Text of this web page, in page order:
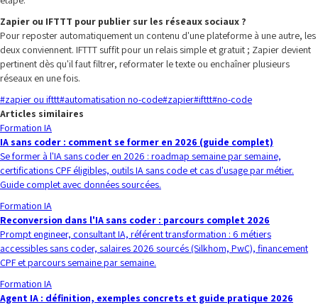
Zapier ou IFTTT pour publier sur les réseaux sociaux ?
Pour reposter automatiquement un contenu d'une plateforme à une autre, les
deux conviennent. IFTTT suffit pour un relais simple et gratuit ; Zapier devient
pertinent dès qu'il faut filtrer, reformater le texte ou enchaîner plusieurs
réseaux en une fois.
#zapier ou ifttt#automatisation no-code#zapier#ifttt#no-code
Articles similaires
Formation IA
IA sans coder : comment se former en 2026 (guide complet)
Se former à l'IA sans coder en 2026 : roadmap semaine par semaine,
certifications CPF éligibles, outils IA sans code et cas d'usage par métier.
Guide complet avec données sourcées.
Formation IA
Reconversion dans l'IA sans coder : parcours complet 2026
Prompt engineer, consultant IA, référent transformation : 6 métiers
accessibles sans coder, salaires 2026 sourcés (Silkhom, PwC), financement
CPF et parcours semaine par semaine.
Formation IA
Agent IA : définition, exemples concrets et guide pratique 2026